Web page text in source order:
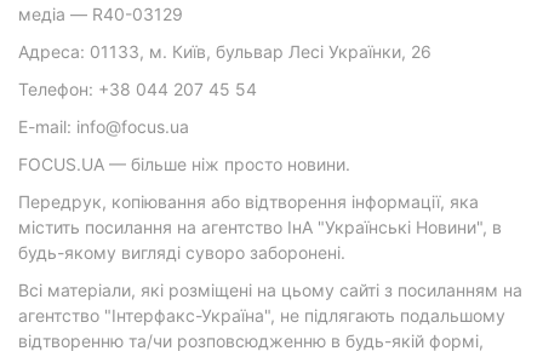
медіа — R40-03129
Адреса: 01133, м. Київ, бульвар Лесі Українки, 26
Телефон: +38 044 207 45 54
E-mail: info@focus.ua
FOCUS.UA — більше ніж просто новини.
Передрук, копіювання або відтворення інформації, яка
містить посилання на агентство ІнА "Українські Новини", в
будь-якому вигляді суворо заборонені.
Всі матеріали, які розміщені на цьому сайті з посиланням на
агентство "Інтерфакс-Україна", не підлягають подальшому
відтворенню та/чи розповсюдженню в будь-якій формі,